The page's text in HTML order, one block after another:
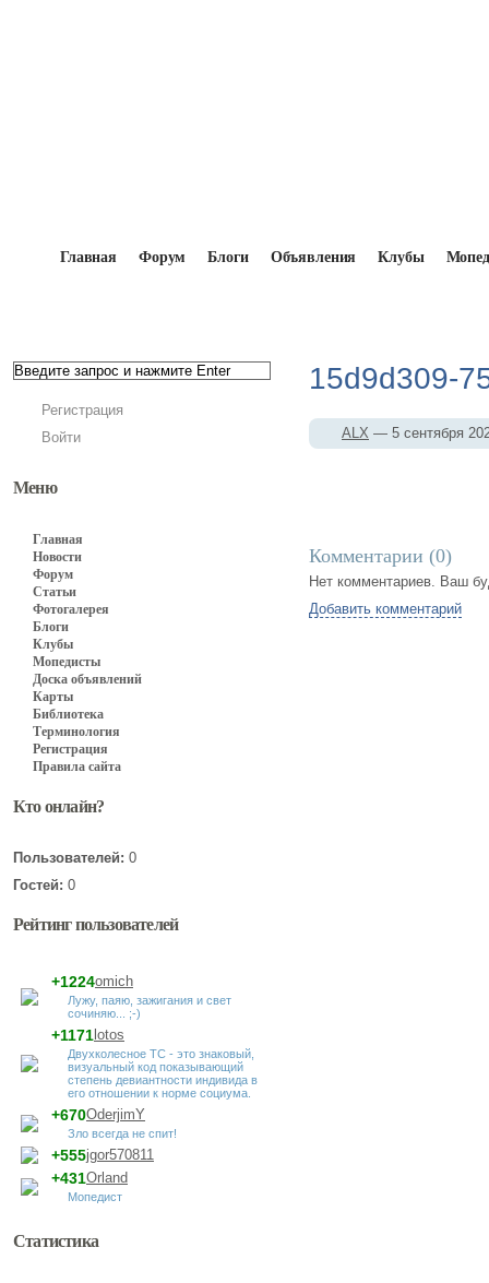
Главная Форум Блоги Объявления Клубы
Регистрация
Войти
Меню
Главная
Новости
Форум
Статьи
Фотогалерея
Блоги
Клубы
Мопедисты
Доска объявлений
Карты
Библиотека
Терминология
Регистрация
Правила сайта
Кто онлайн?
Пользователей: 0
Гостей: 0
Рейтинг пользователей
omich
+1224
Лужу, паяю, зажигания и свет
сочиняю... ;-)
lotos
+1171
Двухколесное ТС - это знаковый,
визуальный код показывающий
степень девиантности индивида в
его отношении к норме социума.
OderjimY
+670
Зло всегда не спит!
jgor570811
+555
Orland
+431
Мопедист
Статистика
15d9d309-
ALX — 5 сентября
Комментарии (0)
Нет комментариев. Ваш
Добавить комментарий